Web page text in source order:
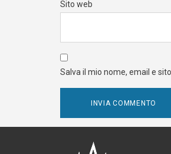
Sito web
Salva il mio nome, email e